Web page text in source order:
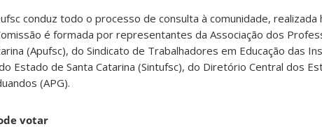
conduz todo o processo de consulta à comunidade,
é formada por representantes da Associação dos
(Apufsc), do Sindicato de Trabalhadores em Educação das
Estado de Santa Catarina (Sintufsc), do Diretório Central dos
(APG).
votar